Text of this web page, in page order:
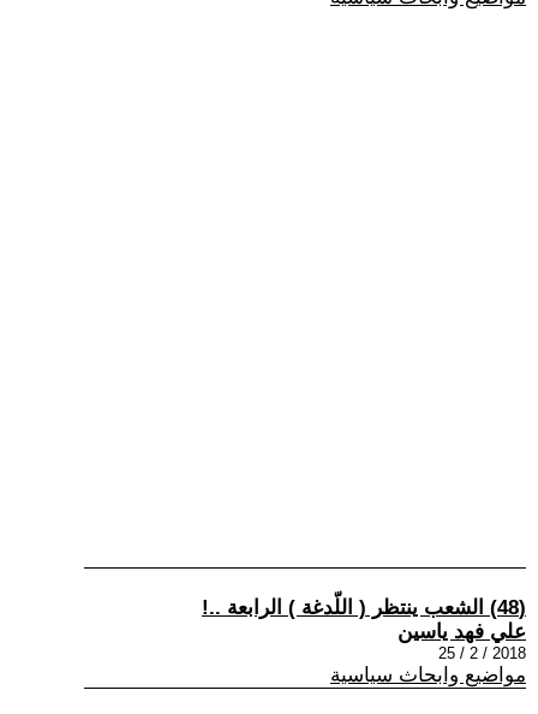
(48) الشعب ينتظر ( اللّدغة ) الرابعة ..!
علي فهد ياسين
2018 / 2 / 25
مواضيع وابحاث سياسية